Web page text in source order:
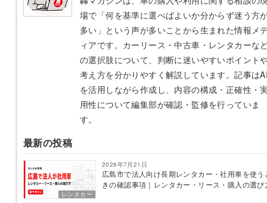
場で「何を基準に選べばよいか分からず迷う方
多い」という声が多いことから生まれた情報メ
ィアです。カーリース・中古車・レンタカーな
の選択肢について、判断に迷いやすいポイント
考え方を分かりやすく解説しています。記事は
を活用しながら作成し、内容の構成・正確性・
用性について編集部が確認・監修を行っていま
す。
最新の投稿
レンタカー
2026年7月21日
広島市で法人向け長期レンタカー・社用車を使う
きの確認事項｜レンタカー・リース・購入の選び